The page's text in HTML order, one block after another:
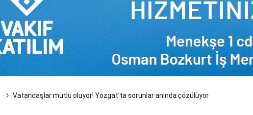
Vatandaşlar mutlu oluyor! Yozgat'ta sorunlar anında çözülüyor